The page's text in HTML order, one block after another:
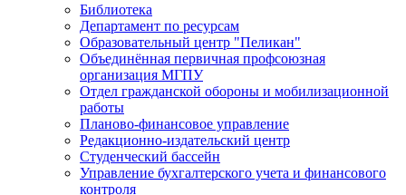
Библиотека
Департамент по ресурсам
Образовательный центр "Пеликан"
Объединённая первичная профсоюзная
организация МГПУ
Отдел гражданской обороны и мобилизационной
работы
Планово-финансовое управление
Редакционно-издательский центр
Студенческий бассейн
Управление бухгалтерского учета и финансового
контроля